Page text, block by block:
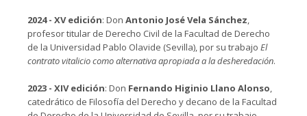
2024 - XV edición: Don Antonio José Vela Sánchez,
profesor titular de Derecho Civil de la Facultad de Derecho
de la Universidad Pablo Olavide (Sevilla), por su trabajo El
contrato vitalicio como alternativa apropiada a la desheredación.
2023 - XIV edición: Don Fernando Higinio Llano Alonso,
catedrático de Filosofía del Derecho y decano de la Facultad